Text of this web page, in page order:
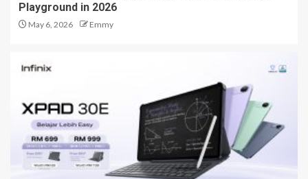
Playground in 2026
May 6, 2026 Emmy